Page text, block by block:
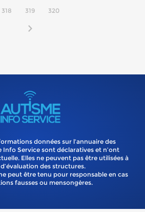
318 319 320
données sur l’annuaire des
Info Service sont déclaratives et n’ont
Elles ne peuvent pas être utilisées à
des structures.
peut être tenu pour responsable en cas
fausses ou mensongères.